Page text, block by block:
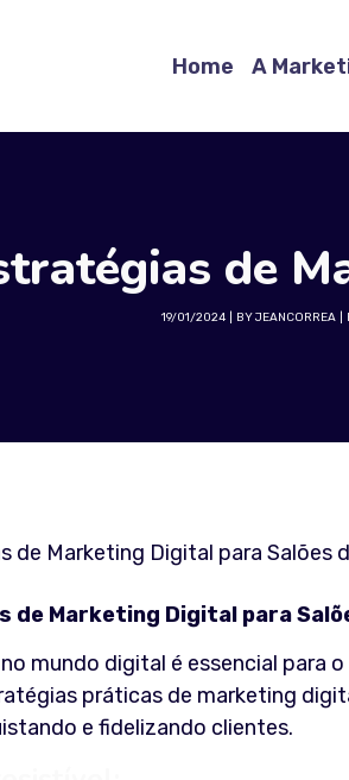
Home A
de
19/01/2024 BYJEANCORREA
de Marketing Digital para
mundo digital é essencial para
práticas de marketing
e fidelizando clientes.